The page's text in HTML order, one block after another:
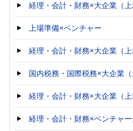
経理・会計・財務×大企業（上
上場準備×ベンチャー
経理・会計・財務×大企業（上
国内税務・国際税務×大企業（
経理・会計・財務×大企業（上
経理・会計・財務×ベンチャー